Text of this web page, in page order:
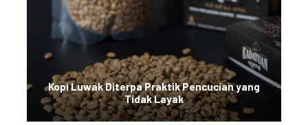
Kopi Luwak Diterpa Praktik Pencucian yang
Tidak Layak